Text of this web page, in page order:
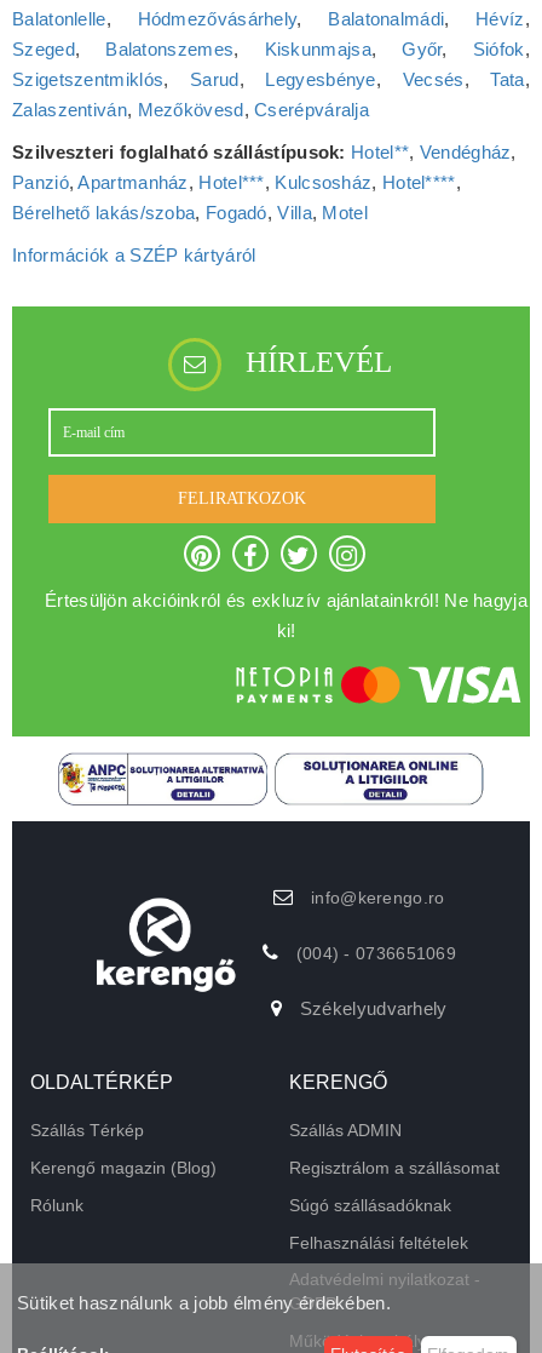
Balatonlelle, Hódmezővásárhely, Balatonalmádi, Hévíz,
Szeged, Balatonszemes, Kiskunmajsa,Győr, Siófok,
Szigetszentmiklós, Sarud, Legyesbénye, Vecsés,Tata,
Zalaszentiván, Mezőkövesd,Cserépváralja
Szilveszteri foglalható szállástípusok: Hotel**, Vendégház,
Panzió,Apartmanház, Hotel***, Kulcsosház, Hotel****,
Bérelhető lakás/szoba, Fogadó,Villa, Motel
Információk a SZÉP kártyáról
HÍRLEVÉL
FELIRATKOZOK
Értesüljön akcióinkról és exkluzív ajánlatainkról! Ne hagyja
ki!
info@kerengo.ro
(004) - 0736651069
Székelyudvarhely
OLDALTÉRKÉP
Szállás Térkép
Kerengő magazin (Blog)
Rólunk
KERENGŐ
Szállás ADMIN
Regisztrálom a szállásomat
Súgó szállásadóknak
Felhasználási feltételek
Adatvédelmi nyilatkozat -
GDPR
Működési szabályzat
Sütiket használunk a jobb élmény érdekében.